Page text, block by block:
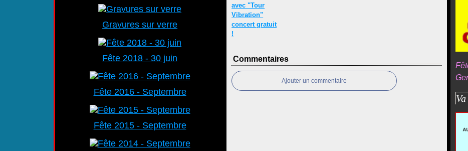
Gravures sur verre
Fête 2018 - 30 juin
Fête 2016 - Septembre
Fête 2015 - Septembre
avec "Tour
Vibration"
concert gratuit
!
Commentaires
Ajouter un commentaire